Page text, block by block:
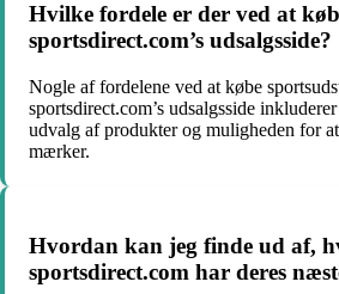
Hvilke fordele er der ved at
sportsdirect.com’s udsalgsside?
Nogle af fordelene ved at købe
sportsdirect.com’s udsalgsside
udvalg af produkter og muligheden for
mærker.
Hvordan kan jeg finde ud af,
sportsdirect.com har deres